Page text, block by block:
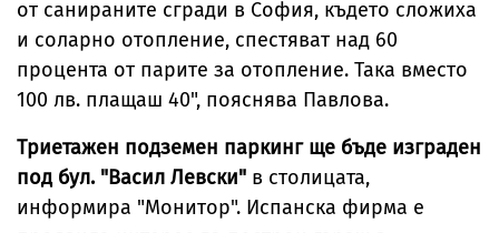
от санираните сгради в София, където сложиха
и соларно отопление, спестяват над 60
процента от парите за отопление. Така вместо
100 лв. плащаш 40", пояснява Павлова.
Триетажен подземен паркинг ще бъде изграден
под бул. "Васил Левски" в столицата,
информира "Монитор". Испанска фирма е